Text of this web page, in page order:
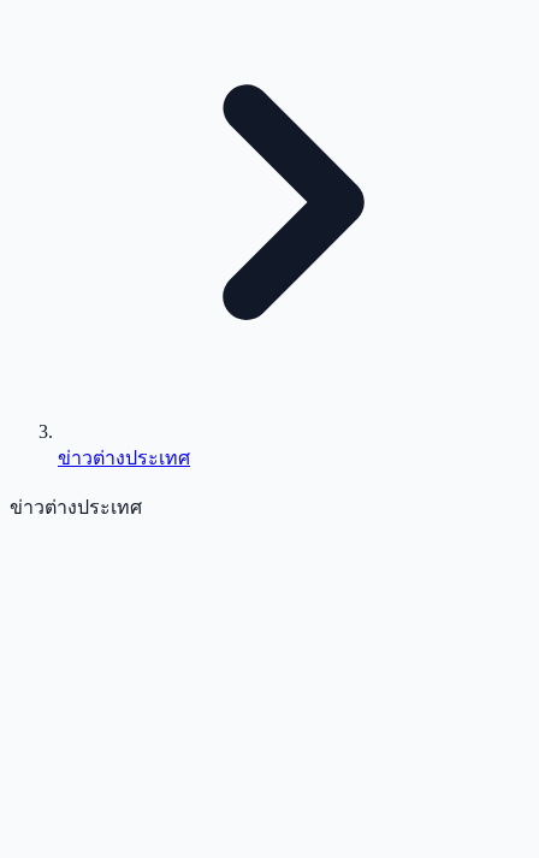
ข่าวต่างประเทศ
ข่าวต่างประเทศ